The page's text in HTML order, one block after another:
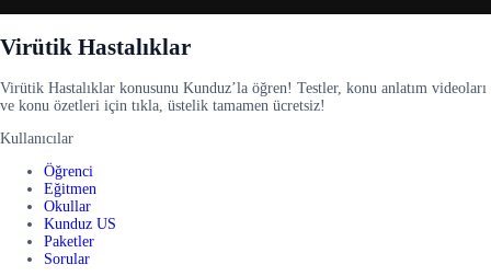
Virütik Hastalıklar
Virütik Hastalıklar konusunu Kunduz’la öğren! Testler, konu anlatım videoları
ve konu özetleri için tıkla, üstelik tamamen ücretsiz!
Kullanıcılar
Öğrenci
Eğitmen
Okullar
Kunduz US
Paketler
Sorular